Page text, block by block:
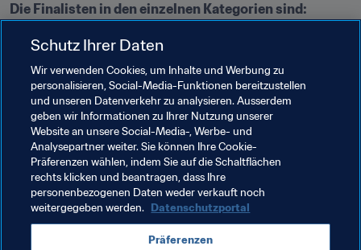
Die Finalisten in den einzelnen Kategorien sind:
The Best – FIFA-Weltfussballerin: Deyna Castellanos,
The Best – FIFA-Welttrainer - Männer: Massimiliano
The Best – FIFA-Welttrainer - Frauen: Nils Nielsen,
The Best – FIFA-Welttorhüter: Gianluigi Buffon, Keylor
FIFA-Puskás-Preis: Deyna Castellanos, Olivier Giroud,
Schutz Ihrer Daten
Wir verwenden Cookies, um Inhalte und Werbung zu
personalisieren, Social-Media-Funktionen bereitzustellen
und unseren Datenverkehr zu analysieren. Ausserdem
geben wir Informationen zu Ihrer Nutzung unserer
Website an unsere Social-Media-, Werbe- und
Analysepartner weiter. Sie können Ihre Cookie-
Präferenzen wählen, indem Sie auf die Schaltflächen
rechts klicken und beantragen, dass Ihre
personenbezogenen Daten weder verkauft noch
weitergegeben werden. Datenschutzportal
Präferenzen